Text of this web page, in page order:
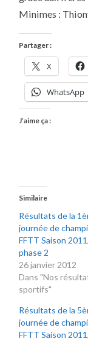
Minimes :
Partager :
X
WhatsApp
J’aime ça :
Similaire
Résultats de la
journée de
FFTT Saison
phase 2
26 janvier 2012
Dans "Nos
sportifs"
Résultats de la
journée de
FFTT Saison